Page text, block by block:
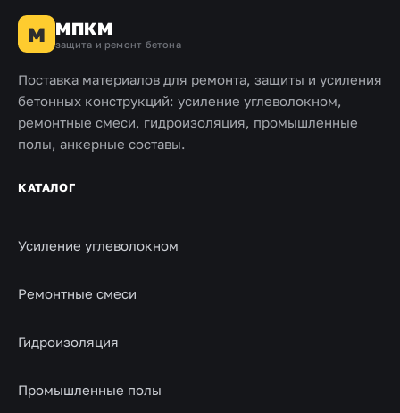
М МПКМ
защита и ремонт бетона
Поставка материалов для ремонта, защиты и усиления
бетонных конструкций: усиление углеволокном,
ремонтные смеси, гидроизоляция, промышленные
полы, анкерные составы.
КАТАЛОГ
Усиление углеволокном
Ремонтные смеси
Гидроизоляция
Промышленные полы